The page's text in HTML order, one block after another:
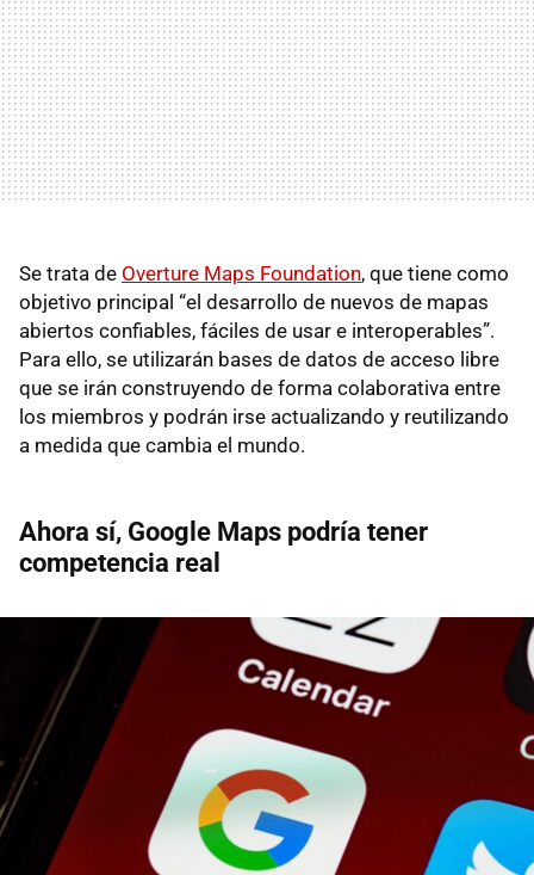
Se trata de Overture Maps Foundation, que tiene como
objetivo principal “el desarrollo de nuevos de mapas
abiertos confiables, fáciles de usar e interoperables”.
Para ello, se utilizarán bases de datos de acceso libre
que se irán construyendo de forma colaborativa entre
los miembros y podrán irse actualizando y reutilizando
a medida que cambia el mundo.
Ahora sí, Google Maps podría tener
competencia real